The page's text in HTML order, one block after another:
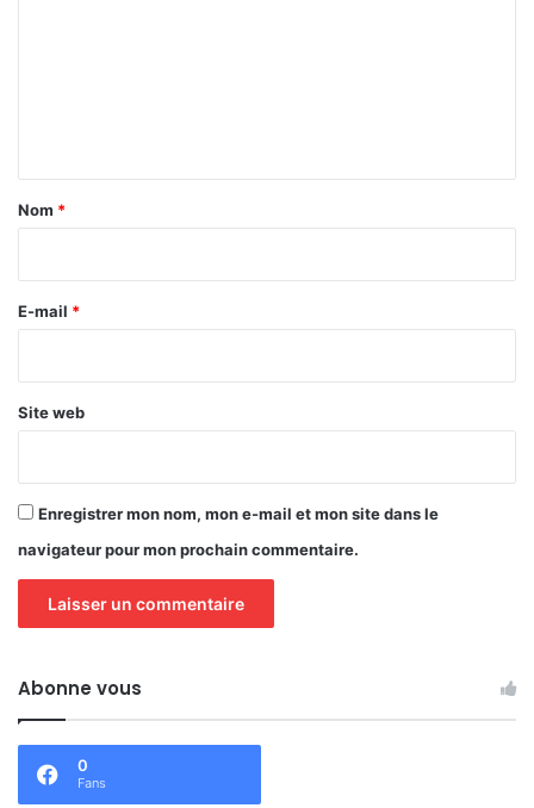
a
e
Nom *
E-mail *
Site web
Enregistrer mon nom, mon e-mail et mon site dans le
navigateur pour mon prochain commentaire.
Abonne vous
0
Fans